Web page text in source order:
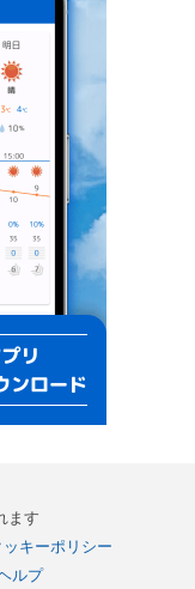
ます
ッキーポリシー
ルプ